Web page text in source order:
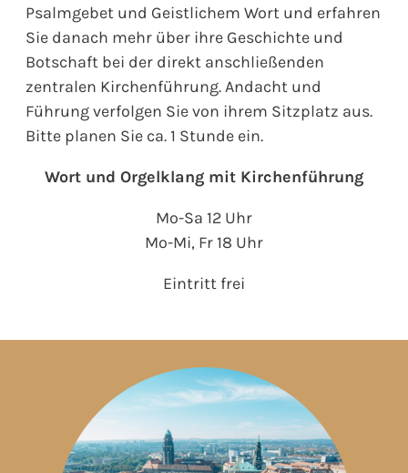
Psalmgebet und Geistlichem Wort und erfahren
Sie danach mehr über ihre Geschichte und
Botschaft bei der direkt anschließenden
zentralen Kirchenführung. Andacht und
Führung verfolgen Sie von ihrem Sitzplatz aus.
Bitte planen Sie ca. 1 Stunde ein.
Wort und Orgelklang mit Kirchenführung
Mo-Sa 12 Uhr
Mo-Mi, Fr 18 Uhr
Eintritt frei